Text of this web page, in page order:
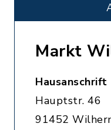
Markt
Hausanschrift
Hauptstr. 46
91452